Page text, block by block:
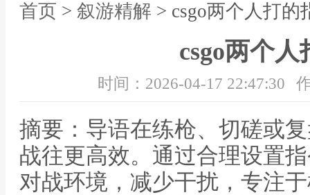
首页 > 叙游精解 > csgo两个人打的
csgo两个
时间：2026-04-17 22:47:30
摘要：导语在练枪、切磋或
战往更高效。通过合理设置
对战环境，减少干扰，专注